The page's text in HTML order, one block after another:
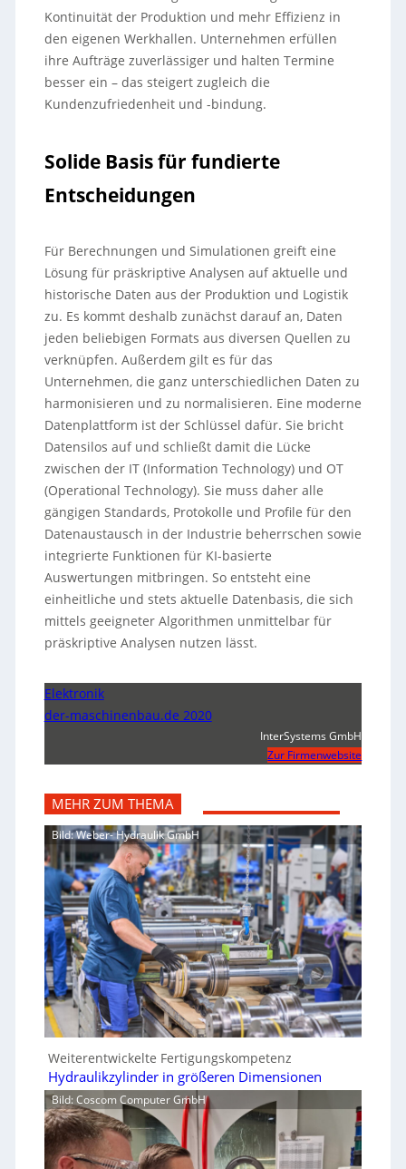
Kontinuität der Produktion und mehr Effizienz in
den eigenen Werkhallen. Unternehmen erfüllen
ihre Aufträge zuverlässiger und halten Termine
besser ein – das steigert zugleich die
Kundenzufriedenheit und -bindung.
Solide Basis für fundierte
Entscheidungen
Für Berechnungen und Simulationen greift eine
Lösung für präskriptive Analysen auf aktuelle und
historische Daten aus der Produktion und Logistik
zu. Es kommt deshalb zunächst darauf an, Daten
jeden beliebigen Formats aus diversen Quellen zu
verknüpfen. Außerdem gilt es für das
Unternehmen, die ganz unterschiedlichen Daten zu
harmonisieren und zu normalisieren. Eine moderne
Datenplattform ist der Schlüssel dafür. Sie bricht
Datensilos auf und schließt damit die Lücke
zwischen der IT (Information Technology) und OT
(Operational Technology). Sie muss daher alle
gängigen Standards, Protokolle und Profile für den
Datenaustausch in der Industrie beherrschen sowie
integrierte Funktionen für KI-basierte
Auswertungen mitbringen. So entsteht eine
einheitliche und stets aktuelle Datenbasis, die sich
mittels geeigneter Algorithmen unmittelbar für
präskriptive Analysen nutzen lässt.
Elektronik
der-maschinenbau.de 2020
InterSystems GmbH
Zur Firmenwebsite
MEHR ZUM THEMA
Bild: Weber- Hydraulik GmbH
Weiterentwickelte Fertigungskompetenz
Hydraulikzylinder in größeren Dimensionen
Bild: Coscom Computer GmbH